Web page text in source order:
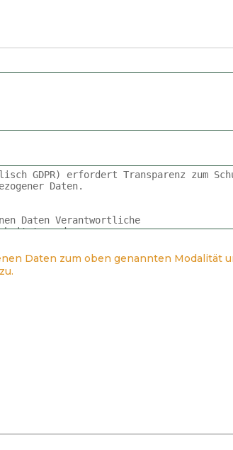
Daten zum oben genannten Modalität